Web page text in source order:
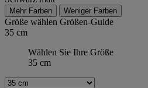
Mehr Farben Weniger Farben
Größe wählen Größen-Guide
35 cm
Wählen Sie Ihre Größe
35 cm